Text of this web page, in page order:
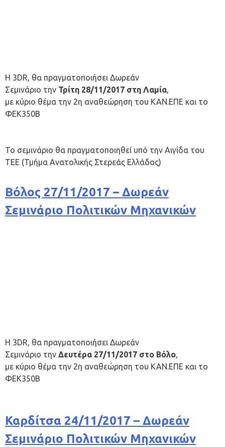
Η 3DR, θα πραγματοποιήσει Δωρεάν
Σεμινάριο την Τρίτη 28/11/2017 στη Λαμία,
με κύριο θέμα την 2η αναθεώρηση του ΚΑΝ.ΕΠΕ και το
ΦΕΚ350Β
Το σεμινάριο θα πραγματοποιηθεί υπό την Αιγίδα του
ΤΕΕ (Τμήμα Ανατολικής Στερεάς Ελλάδος)
Βόλος 27/11/2017 – Δωρεάν
Σεμινάριο Πολιτικών Μηχανικών
Η 3DR, θα πραγματοποιήσει Δωρεάν
Σεμινάριο την Δευτέρα27/11/2017 στο Βόλο,
με κύριο θέμα την 2η αναθεώρηση του ΚΑΝ.ΕΠΕ και το
ΦΕΚ350Β
Καρδίτσα 24/11/2017 – Δωρεάν
Σεμινάριο Πολιτικών Μηχανικών